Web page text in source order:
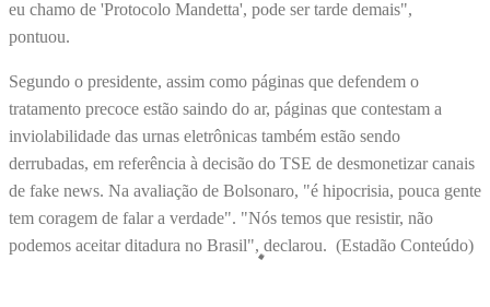
eu chamo de 'Protocolo Mandetta', pode ser tarde demais",
pontuou.
Segundo o presidente, assim como páginas que defendem o
tratamento precoce estão saindo do ar, páginas que contestam a
inviolabilidade das urnas eletrônicas também estão sendo
derrubadas, em referência à decisão do TSE de desmonetizar canais
de fake news. Na avaliação de Bolsonaro, "é hipocrisia, pouca gente
tem coragem de falar a verdade". "Nós temos que resistir, não
podemos aceitar ditadura no Brasil", declarou. (Estadão Conteúdo)